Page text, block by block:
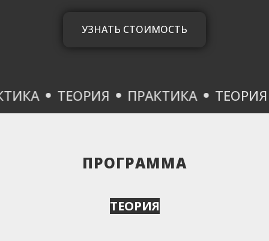
УЗНАТЬ СТОИМОСТЬ
ТЕОРИЯ ПРАКТИКА ТЕОРИЯ
ПРОГРАММА
ТЕОРИЯ